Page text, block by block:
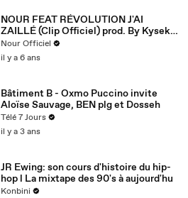
NOUR FEAT RÉVOLUTION J'AI
ZAILLÉ (Clip Officiel) prod. By Kysek
Beat et réalisé par Laudyblack
Nour Officiel
il y a 6 ans
Bâtiment B - Oxmo Puccino invite
Aloïse Sauvage, BEN plg et Dosseh
Télé 7 Jours
il y a 3 ans
JR Ewing: son cours d'histoire du hip-
hop l La mixtape des 90's à aujourd'hu
Konbini